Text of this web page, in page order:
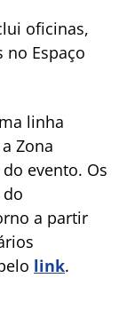
oficinas,
no Espaço
linha
Zona
evento. Os
a partir
link.